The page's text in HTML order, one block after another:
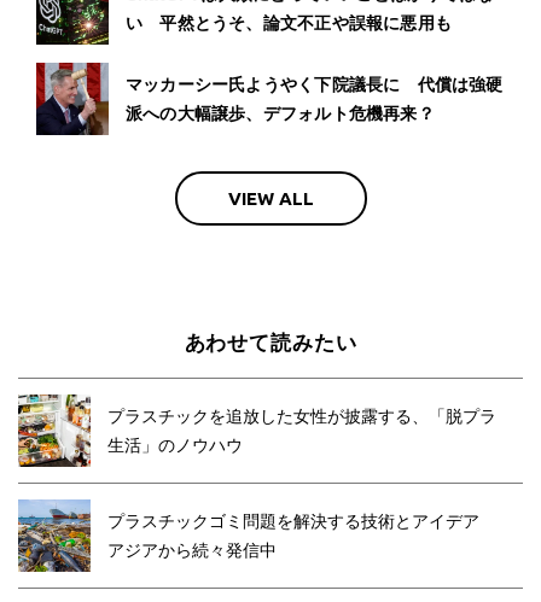
い 平然とうそ、論文不正や誤報に悪用も
マッカーシー氏ようやく下院議長に 代償は強硬
派への大幅譲歩、デフォルト危機再来？
VIEW ALL
あわせて読みたい
プラスチックを追放した女性が披露する、「脱プラ
生活」のノウハウ
プラスチックゴミ問題を解決する技術とアイデア
アジアから続々発信中